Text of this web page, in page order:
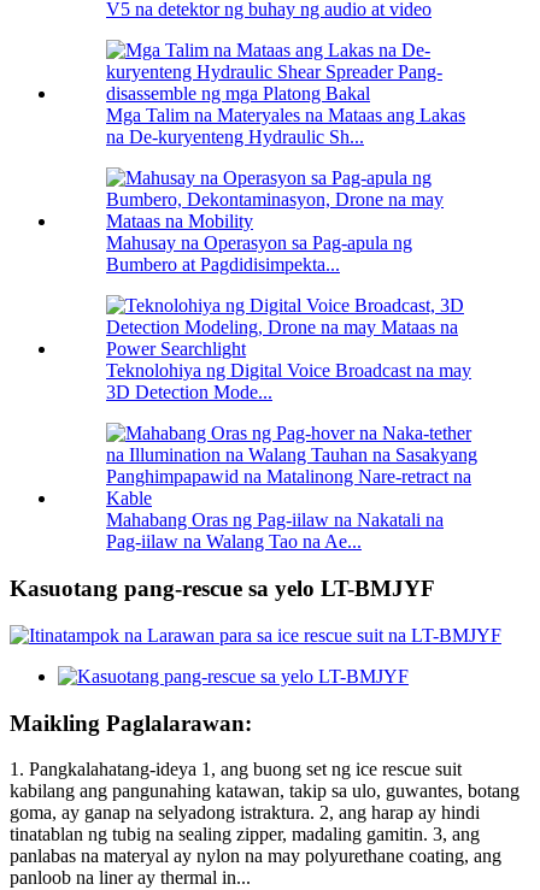
V5 na detektor ng buhay ng audio at video
Mga Talim na Materyales na Mataas ang Lakas
na De-kuryenteng Hydraulic Sh...
Mahusay na Operasyon sa Pag-apula ng
Bumbero at Pagdidisimpekta...
Teknolohiya ng Digital Voice Broadcast na may
3D Detection Mode...
Mahabang Oras ng Pag-iilaw na Nakatali na
Pag-iilaw na Walang Tao na Ae...
Kasuotang pang-rescue sa yelo LT-BMJYF
Maikling Paglalarawan:
1. Pangkalahatang-ideya 1, ang buong set ng ice rescue suit
kabilang ang pangunahing katawan, takip sa ulo, guwantes, botang
goma, ay ganap na selyadong istraktura. 2, ang harap ay hindi
tinatablan ng tubig na sealing zipper, madaling gamitin. 3, ang
panlabas na materyal ay nylon na may polyurethane coating, ang
panloob na liner ay thermal in...